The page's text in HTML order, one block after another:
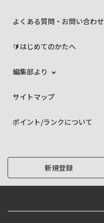
よくある質問・お問い合わせ
🔰はじめてのかたへ
編集部より
サイトマップ
ポイント/ランクについて
新規登録